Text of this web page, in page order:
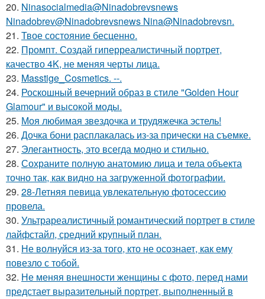
20. Ninasocialmedia@Ninadobrevsnews
Ninadobrev@Ninadobrevsnews Nina@Ninadobrevsn.
21. Твое состояние бесценно.
22. Промпт. Создай гиперреалистичный портрет,
качество 4K, не меняя черты лица.
23. Masstige_Cosmetics. --.
24. Роскошный вечерний образ в стиле "Golden Hour
Glamour" и высокой моды.
25. Моя любимая звездочка и трудяжечка эстель!
26. Дочка бони расплакалась из-за прически на съемке.
27. Элегантность, это всегда модно и стильно.
28. Сохраните полную анатомию лица и тела объекта
точно так, как видно на загруженной фотографии.
29. 28-Летняя певица увлекательную фотосессию
провела.
30. Ультрареалистичный романтический портрет в стиле
лайфстайл, средний крупный план.
31. Не волнуйся из-за того, кто не осознает, как ему
повезло с тобой.
32. Не меняя внешности женщины с фото, перед нами
предстает выразительный портрет, выполненный в